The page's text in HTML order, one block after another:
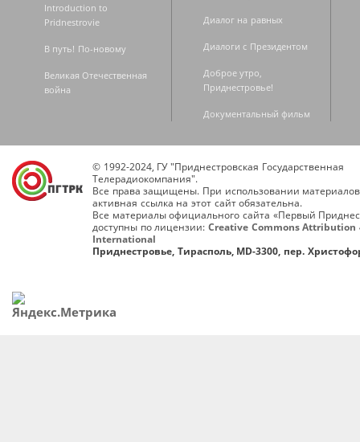
Introduction to
Pridnestrovie
В путь! По-новому
Великая Отечественная
война
Диалог на равных
Диалоги с Президентом
Доброе утро,
Приднестровье!
Документальный фильм
© 1992-2024, ГУ "Приднестровская Государственная
Телерадиокомпания".
Все права защищены. При использовании
активная ссылка на этот сайт обязательна.
Все материалы официального сайта «Первый
доступны по лицензии: Creative Commons Attribution
International
Приднестровье, Тирасполь, MD-3300, пер.